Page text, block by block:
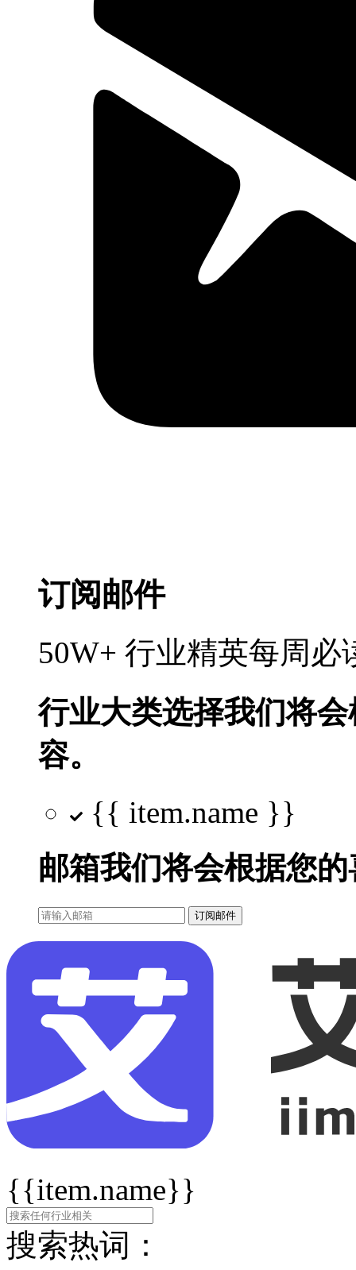
订阅邮件
50W+ 行业精英每周
行业大类选择我们将
容。
{{ item.name }}
邮箱我们将会根据您
订阅邮件
{{item.name}}
搜索热词：